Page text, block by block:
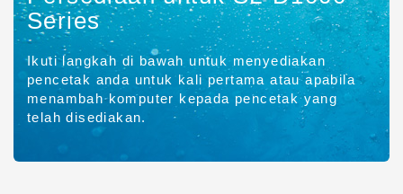
Series
Ikuti langkah di bawah untuk menyediakan
pencetak anda untuk kali pertama atau apabila
menambah komputer kepada pencetak yang
telah disediakan.